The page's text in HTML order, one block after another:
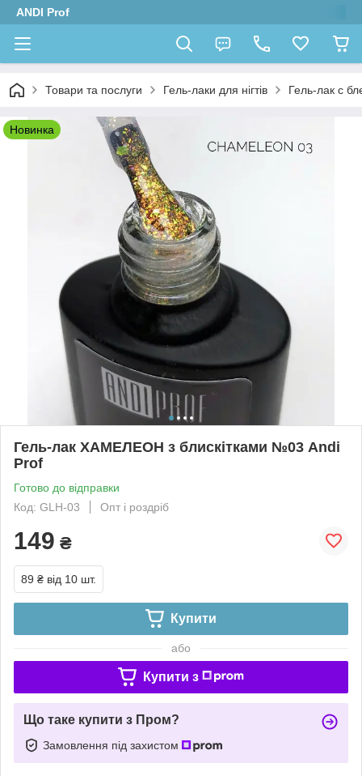
ANDI Prof
Товари та послуги Гель-лаки для нігтів Гель-лак с
Новинка
Гель-лак ХАМЕЛЕОН з блискітками №03 Andi
Prof
Готово до відправки
Код: GLH-03
Опт і роздріб
149 ₴
89 ₴ від 10 шт.
Купити
або
Купити з
Що таке купити з Пром?
Замовлення під захистом